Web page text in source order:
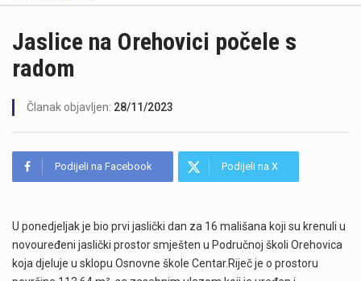
Jaslice na Orehovici počele s
radom
Članak objavljen: 28/11/2023
Podijeli na Facebook Podijeli na X
U ponedjeljak je bio prvi jaslički dan za 16 mališana koji su krenuli u
novouređeni jaslički prostor smješten u Područnoj školi Orehovica
koja djeluje u sklopu Osnovne škole Centar.Riječ je o prostoru